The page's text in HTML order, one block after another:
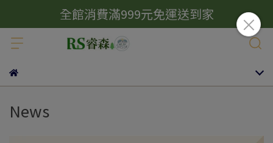
全館消費滿999元免運送到家
News